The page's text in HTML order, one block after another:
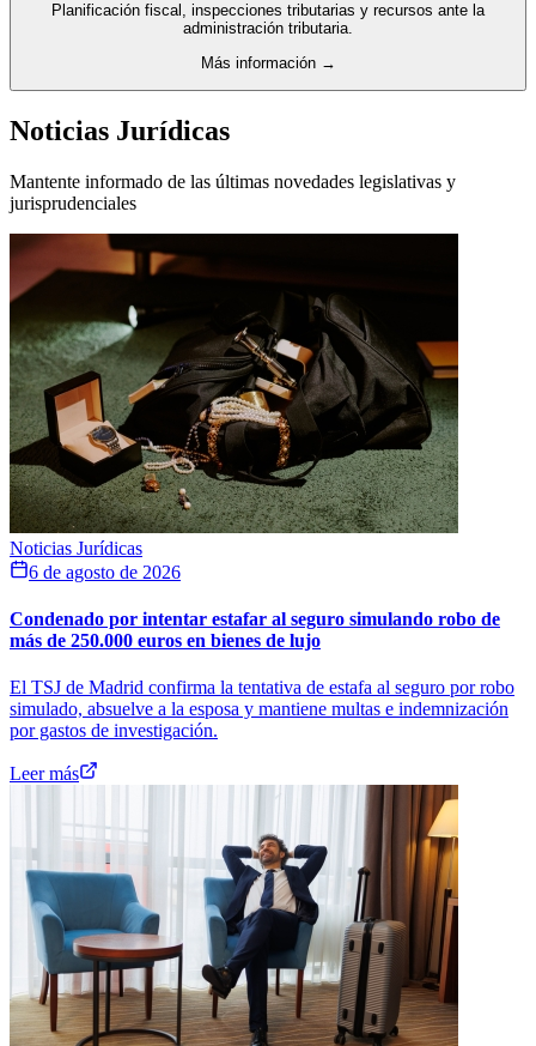
Planificación fiscal, inspecciones tributarias y recursos ante la
administración tributaria.
Más información →
Noticias Jurídicas
Mantente informado de las últimas novedades legislativas y
jurisprudenciales
Noticias Jurídicas
6 de agosto de 2026
Condenado por intentar estafar al seguro simulando robo de
más de 250.000 euros en bienes de lujo
El TSJ de Madrid confirma la tentativa de estafa al seguro por robo
simulado, absuelve a la esposa y mantiene multas e indemnización
por gastos de investigación.
Leer más